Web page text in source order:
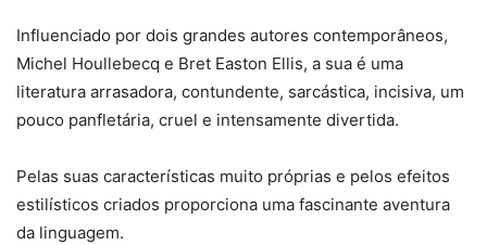
Influenciado por dois grandes autores contemporâneos,
Michel Houllebecq e Bret Easton Ellis, a sua é uma
literatura arrasadora, contundente, sarcástica, incisiva, um
pouco panfletária, cruel e intensamente divertida.
Pelas suas características muito próprias e pelos efeitos
estilísticos criados proporciona uma fascinante aventura
da linguagem.